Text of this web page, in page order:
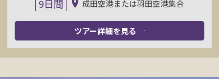
9日間 成田空港または羽田空港集合
ツアー詳細を見る